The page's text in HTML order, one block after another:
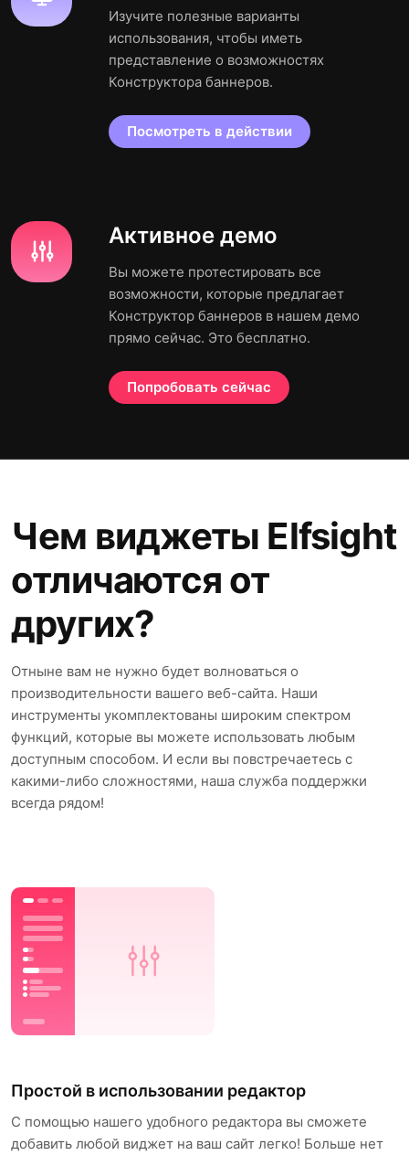
Изучите полезные варианты
использования, чтобы иметь
представление о возможностях
Конструктора баннеров.
Посмотреть в действии
Активное демо
Вы можете протестировать все
возможности, которые предлагает
Конструктор баннеров в нашем демо
прямо сейчас. Это бесплатно.
Попробовать сейчас
Чем виджеты Elfsight
отличаются от
других?
Отныне вам не нужно будет волноваться о
производительности вашего веб-сайта. Наши
инструменты укомплектованы широким спектром
функций, которые вы можете использовать любым
доступным способом. И если вы повстречаетесь с
какими-либо сложностями, наша служба поддержки
всегда рядом!
Простой в использовании редактор
С помощью нашего удобного редактора вы сможете
добавить любой виджет на ваш сайт легко! Больше нет